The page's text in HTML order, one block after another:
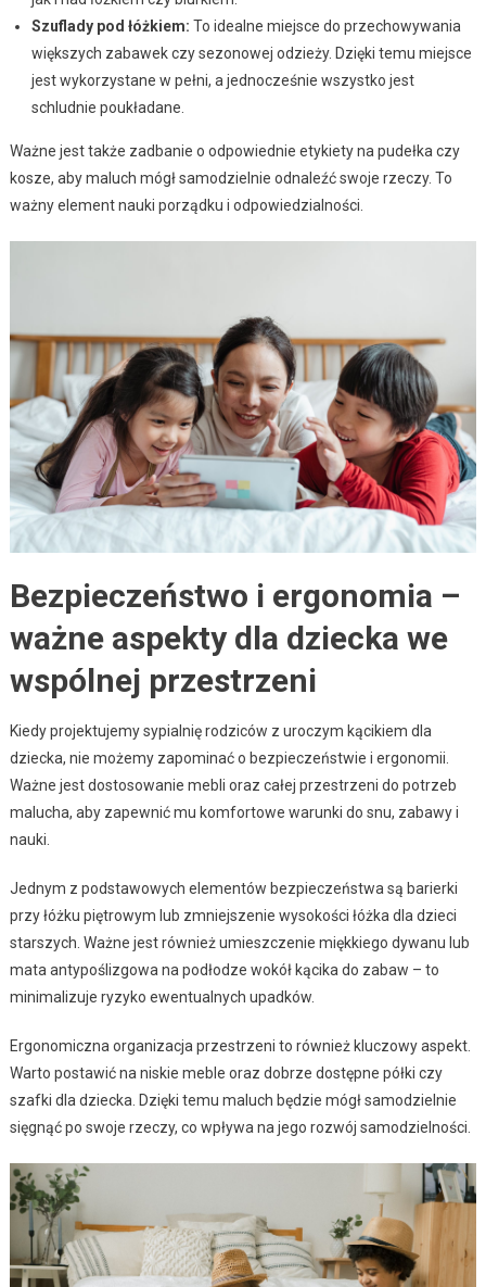
Szuflady pod łóżkiem: To idealne miejsce do przechowywania
większych zabawek czy sezonowej odzieży. Dzięki temu miejsce
jest wykorzystane w pełni, a jednocześnie wszystko jest
schludnie poukładane.
Ważne jest także zadbanie o odpowiednie etykiety na pudełka czy
kosze, aby maluch mógł samodzielnie odnaleźć swoje rzeczy. To
ważny element nauki porządku i odpowiedzialności.
Bezpieczeństwo i ergonomia –
ważne aspekty dla dziecka we
wspólnej przestrzeni
Kiedy projektujemy sypialnię rodziców z uroczym kącikiem dla
dziecka, nie możemy zapominać o bezpieczeństwie i ergonomii.
Ważne jest dostosowanie mebli oraz całej przestrzeni do potrzeb
malucha, aby zapewnić mu komfortowe warunki do snu, zabawy i
nauki.
Jednym z podstawowych elementów bezpieczeństwa są barierki
przy łóżku piętrowym lub zmniejszenie wysokości łóżka dla dzieci
starszych. Ważne jest również umieszczenie miękkiego dywanu lub
mata antypoślizgowa na podłodze wokół kącika do zabaw – to
minimalizuje ryzyko ewentualnych upadków.
Ergonomiczna organizacja przestrzeni to również kluczowy aspekt.
Warto postawić na niskie meble oraz dobrze dostępne półki czy
szafki dla dziecka. Dzięki temu maluch będzie mógł samodzielnie
sięgnąć po swoje rzeczy, co wpływa na jego rozwój samodzielności.